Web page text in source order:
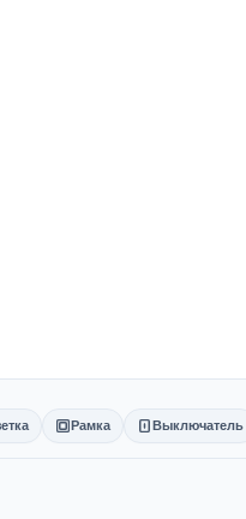
Рамка Выключатель